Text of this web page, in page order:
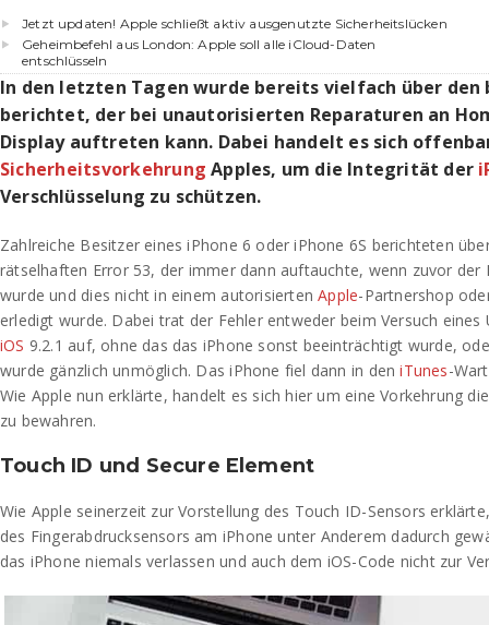
Jetzt updaten! Apple schließt aktiv ausgenutzte Sicherheitslücken
Geheimbefehl aus London: Apple soll alle iCloud-Daten
entschlüsseln
In den letzten Tagen wurde bereits vielfach über den
berichtet, der bei unautorisierten Reparaturen an
Display auftreten kann. Dabei handelt es sich
Sicherheitsvorkehrung Apples, um die Integrität der
Verschlüsselung zu schützen.
Zahlreiche Besitzer eines iPhone 6 oder iPhone 6S berichteten
rätselhaften Error 53, der immer dann auftauchte, wenn zuvor
wurde und dies nicht in einem autorisiertenApple-Partnershop
erledigt wurde. Dabei trat der Fehler entweder beim Versuch
iOS 9.2.1 auf, ohne das das iPhone sonst beeinträchtigt wurde,
wurde gänzlich unmöglich. Das iPhone fiel dann in deniTunes-
Wie Apple nun erklärte, handelt es sich hier um eine Vorkehrung
zu bewahren.
Touch ID und Secure Element
Wie Apple seinerzeit zur Vorstellung des Touch ID-Sensors
des Fingerabdrucksensors am iPhone unter Anderem dadurch
das iPhone niemals verlassen und auch dem iOS-Code nicht zur